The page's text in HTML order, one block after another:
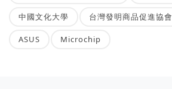
中國文化大學 台灣發明商品促進協會
ASUS Microchip